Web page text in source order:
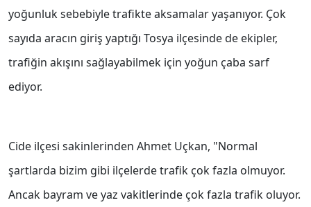
yoğunluk sebebiyle trafikte aksamalar yaşanıyor. Çok
sayıda aracın giriş yaptığı Tosya ilçesinde de ekipler,
trafiğin akışını sağlayabilmek için yoğun çaba sarf
ediyor.
Cide ilçesi sakinlerinden Ahmet Uçkan, "Normal
şartlarda bizim gibi ilçelerde trafik çok fazla olmuyor.
Ancak bayram ve yaz vakitlerinde çok fazla trafik oluyor.